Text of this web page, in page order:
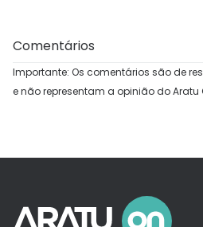
Comentários
Importante: Os comentários são de
e não representam a opinião do Aratu